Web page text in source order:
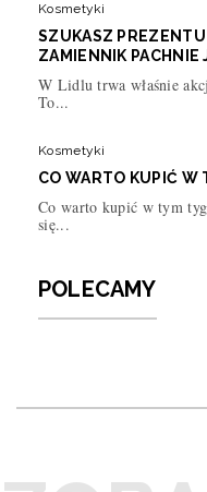
Kosmetyki
SZUKASZ
ZAMIENNIK PACHNIE
W Lidlu trwa właśnie
To...
Kosmetyki
CO WARTO KUPIĆ W
Co warto kupić w tym
się...
POLECAMY